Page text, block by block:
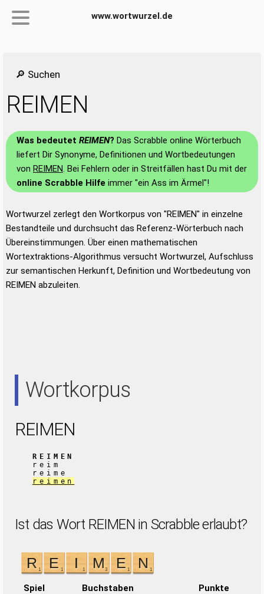
www.wortwurzel.de
🔎 Suchen
REIMEN
Was bedeutet REIMEN? Das Scrabble online Wörterbuch
liefert Dir Synonyme, Definitionen und Wortbedeutungen
von REIMEN. Bei Fehlern oder in Streitfällen hast Du mit der
online Scrabble Hilfe immer "ein Ass im Ärmel"!
Wortwurzel zerlegt den Wortkorpus von "REIMEN" in einzelne
Bestandteile und durchsucht das Referenz-Wörterbuch nach
Übereinstimmungen. Über einen mathematischen
Wortextraktions-Algorithmus versucht Wortwurzel, Aufschluss
zur semantischen Herkunft, Definition und Wortbedeutung von
REIMEN abzuleiten.
Wortkorpus
REIMEN
REIMEN
reim
reime
reimen
Ist das Wort REIMEN in Scrabble erlaubt?
Spiel Buchstaben Punkte